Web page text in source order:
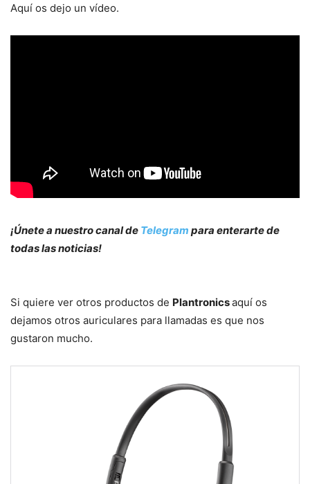
Aquí os dejo un vídeo.
¡Únete a nuestro canal de Telegram para enterarte de
todas las noticias!
Si quiere ver otros productos de Plantronicsaquí os
dejamos otros auriculares para llamadas es que nos
gustaron mucho.